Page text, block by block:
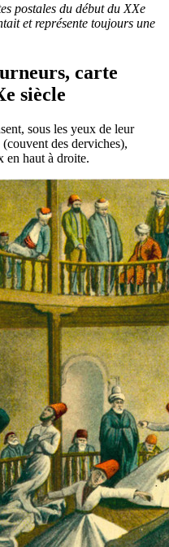
postales du début du XXe
et représente toujours une
carte
siècle
sous les yeux de leur
des derviches),
en haut à droite.